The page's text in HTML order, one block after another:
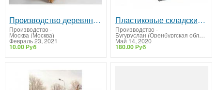
Производство деревянных конструкторов на заказ.
Производство -
Москва (Москва)
Февраль 23, 2021
10.00 Руб
Пластиковые складские ящики
Производство -
Бугуруслан (Оренбургская область)
Май 14, 2020
180.00 Руб